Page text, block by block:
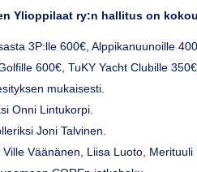
Ylioppilaat ry:n hallitus on
3P:lle 600€, Alppikanuunoille
600€, TuKY Yacht Clubille
mukaisesti.
Onni Lintukorpi.
Joni Talvinen.
Väänänen, Liisa Luoto,